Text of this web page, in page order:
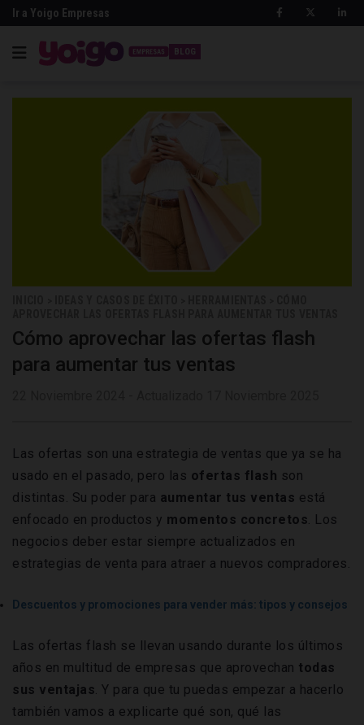
Ir a Yoigo Empresas
BLOG
Cómo aprovechar las ofertas flash
para aumentar tus ventas
Las ofertas son una estrategia de ventas que ya se ha
usado en el pasado, pero las ofertas flash son
distintas. Su poder para aumentar tus ventas está
enfocado en productos y momentos concretos. Los
negocios deber estar siempre actualizados en
estrategias de venta para atraer a nuevos compradores.
Descuentos y promociones para vender más: tipos y consejos
Las ofertas flash se llevan usando durante los últimos
años en multitud de empresas que aprovechan todas
sus ventajas. Y para que tu puedas empezar a hacerlo
también vamos a explicarte qué son, qué las